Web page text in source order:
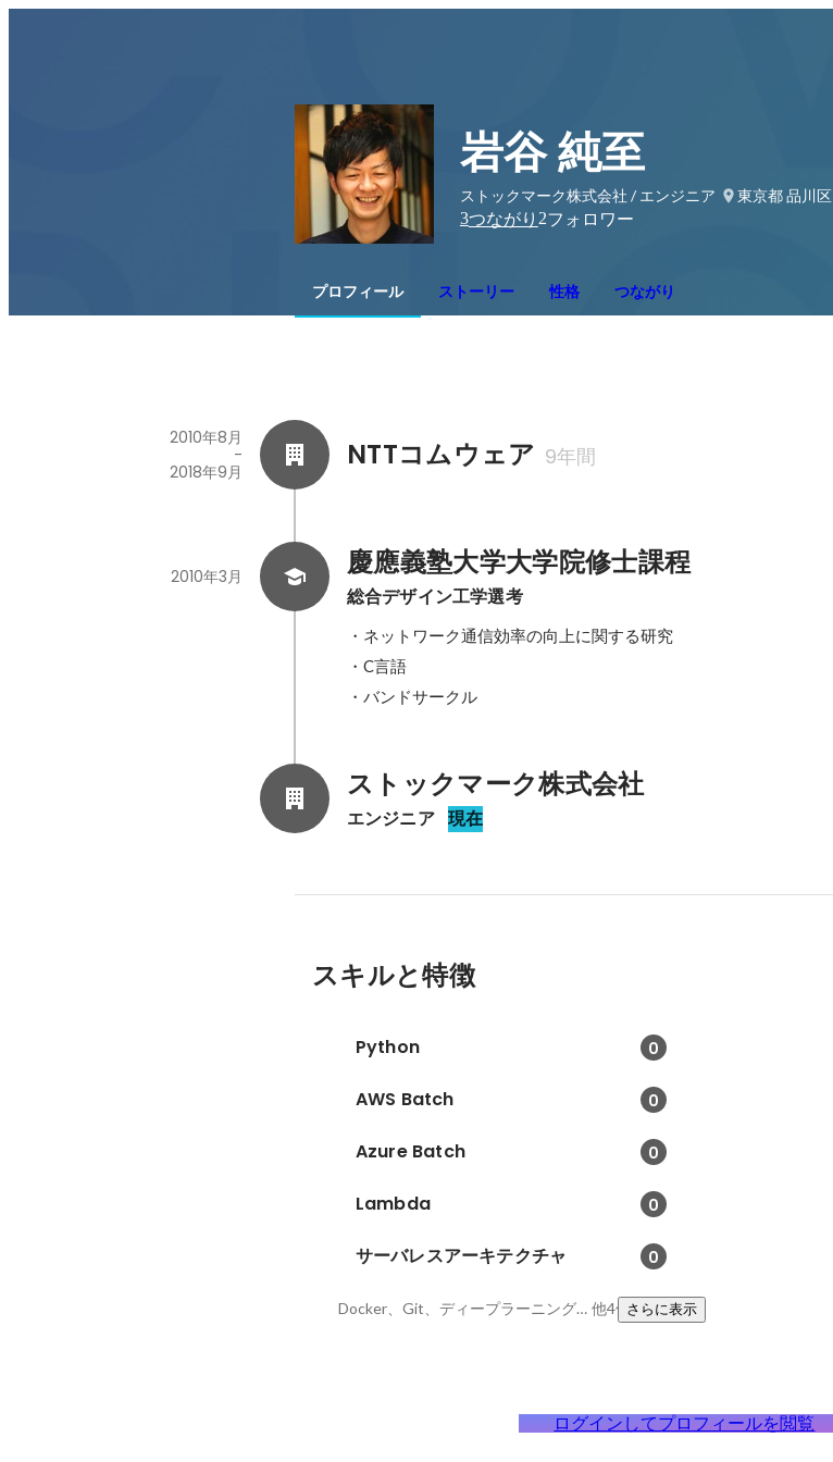
岩谷 純至
ストックマーク株式会社 / エンジニア
東京都 品川区
3つながり 2フォロワー
プロフィール ストーリー 性格 つながり
NTTコムウェア 9年間
2010年8月
-
2018年9月
慶應義塾大学大学院修士課程
総合デザイン工学選考
2010年3月
・ネットワーク通信効率の向上に関する研究
・C言語
・バンドサークル
ストックマーク株式会社
エンジニア 現在
スキルと特徴
Python 0
AWS Batch 0
Azure Batch 0
Lambda 0
サーバレスアーキテクチャ 0
Docker、Git、ディープラーニングを使った自然言語処理 他4件さらに表示
ログインしてプロフィールを閲覧